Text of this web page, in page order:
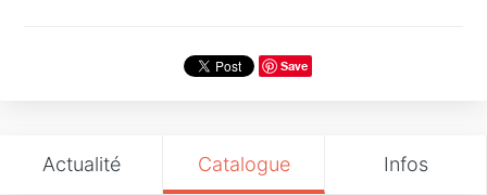
Save
Actualité Catalogue Infos